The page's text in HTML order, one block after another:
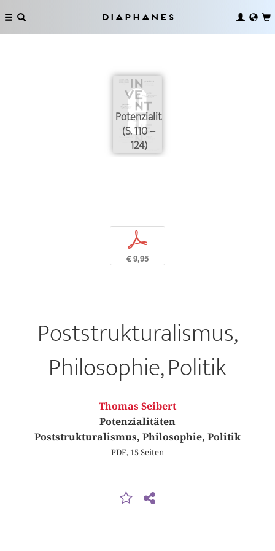
Diaphanes
Potenzialitäten
(S. 110 –
124)
p
€ 9,95
Poststrukturalismus,
Philosophie, Politik
Thomas Seibert
Potenzialitäten
Poststrukturalismus, Philosophie, Politik
PDF, 15 Seiten